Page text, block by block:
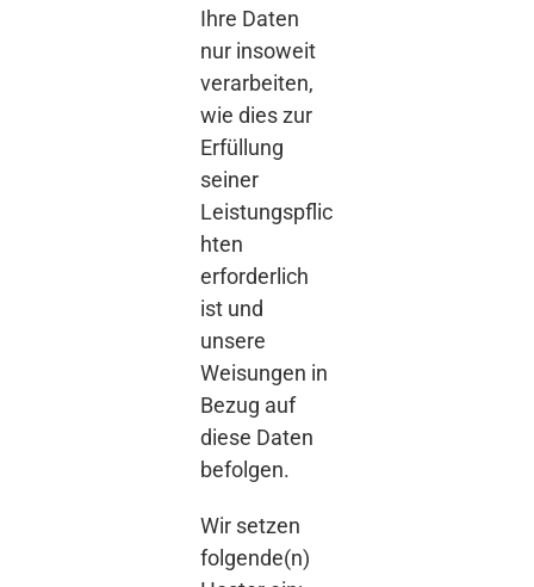
Ihre Daten
nur insoweit
verarbeiten,
wie dies zur
Erfüllung
seiner
Leistungspflic
hten
erforderlich
ist und
unsere
Weisungen in
Bezug auf
diese Daten
befolgen.
Wir setzen
folgende(n)